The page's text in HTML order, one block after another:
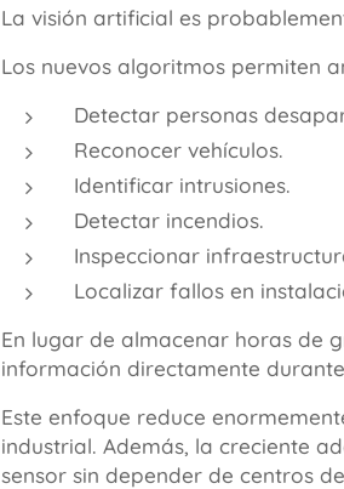
La visión artificial es
Los nuevos algoritmos permiten
Detectar personas
Reconocer vehículos.
Identificar intrusiones.
Detectar incendios.
Inspeccionar
Localizar fallos en
En lugar de almacenar horas de
información directamente
Este enfoque reduce
industrial. Además, la creciente
sensor sin depender de centros